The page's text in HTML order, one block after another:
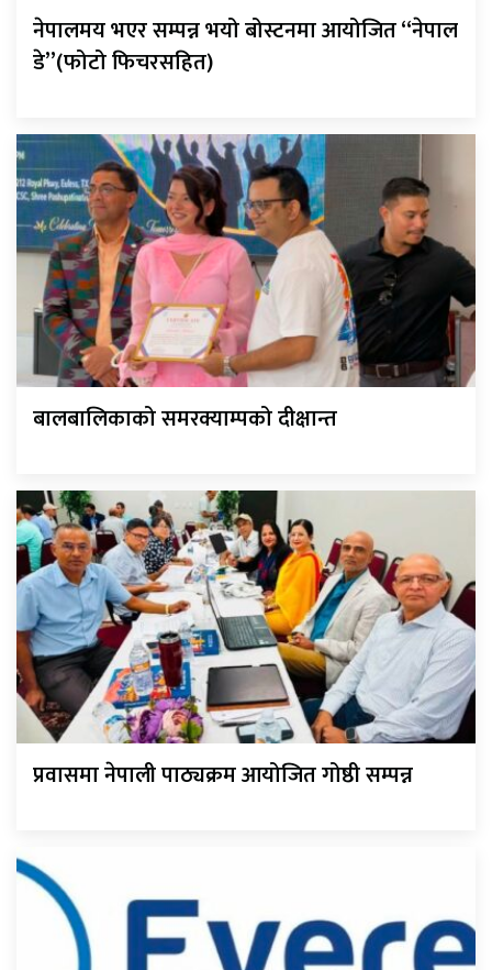
नेपालमय भएर सम्पन्न भयो बोस्टनमा आयोजित “नेपाल
डे”(फोटो फिचरसहित)
बालबालिकाको समरक्याम्पको दीक्षान्त
प्रवासमा नेपाली पाठ्यक्रम आयोजित गोष्ठी सम्पन्न